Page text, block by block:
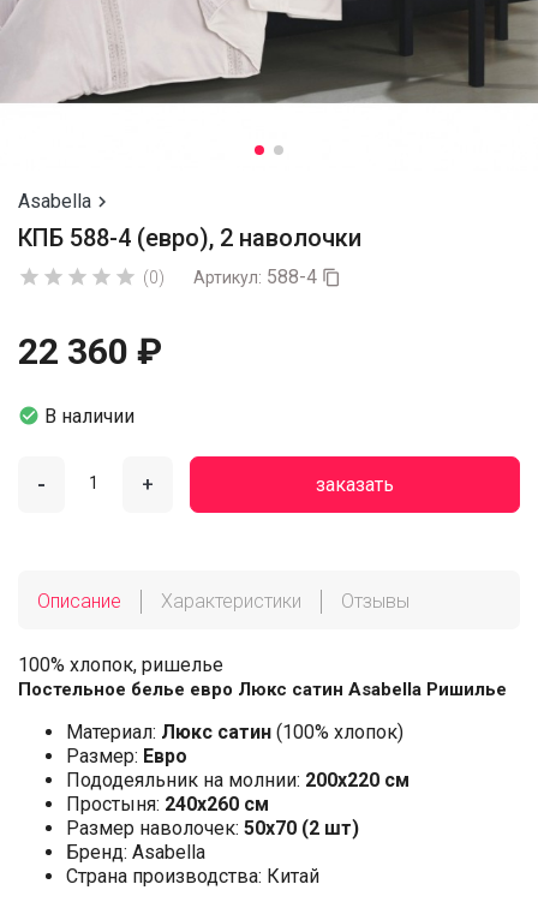
Asabella 
КПБ 588-4 (евро), 2 наволочки
     (0) Артикул: 588-4 
22 360 ₽
 В наличии
- + заказать
Описание Характеристики Отзывы
100% хлопок, ришелье
Постельное белье евро Люкс сатин Asabella Ришилье
Материал: Люкс сатин (100% хлопок)
Размер: Евро
Пододеяльник на молнии: 200х220 см
Простыня: 240х260 см
Размер наволочек: 50x70 (2 шт)
Бренд: Asabella
Страна производства: Китай